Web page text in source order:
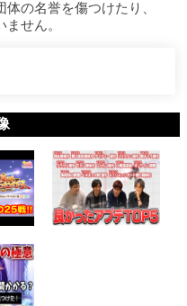
の名誉を傷つけたり、
せん。